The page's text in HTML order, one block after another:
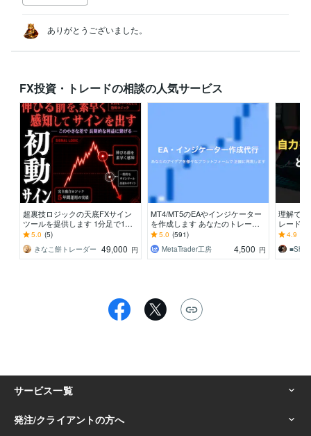
ありがとうございました。
FX投資・トレードの相談の人気サービス
超裏技ロジックの天底FXサイン
ツールを提供します 1分足で1日2
0回以上のシグナル！RSI×特殊ロ
ジック搭載！
5.0 (5)
きなこ餅トレーダー 49,000 円
MT4/MT5のEAやインジケーター
を作成します あなたのトレード
をMetaTrader上で正確に再現！
5.0 (591)
MetaTrader工房
4,500 円
理解で
レード
では無
重ねて
4.9